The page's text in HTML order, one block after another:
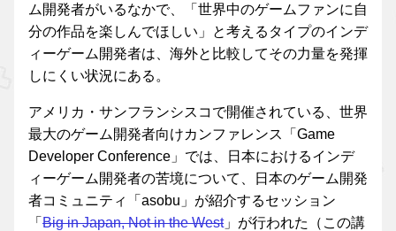
ム開発者がいるなかで、「世界中のゲームファンに自
分の作品を楽しんでほしい」と考えるタイプのインデ
ィーゲーム開発者は、海外と比較してその力量を発揮
しにくい状況にある。
アメリカ・サンフランシスコで開催されている、世界
最大のゲーム開発者向けカンファレンス「Game
Developer Conference」では、日本におけるインデ
ィーゲーム開発者の苦境について、日本のゲーム開発
者コミュニティ「asobu」が紹介するセッション
「 Big in Japan, Not in the West」が行われた（この講